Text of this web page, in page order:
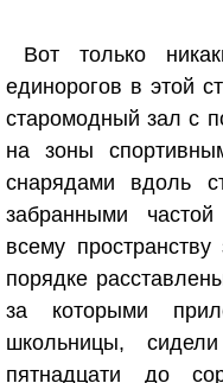
Вот только
единорогов в этой
старомодный зал с
на зоны
снарядами вдоль
забранными
всему
порядке
за которыми
школьницы,
пятнадцати до